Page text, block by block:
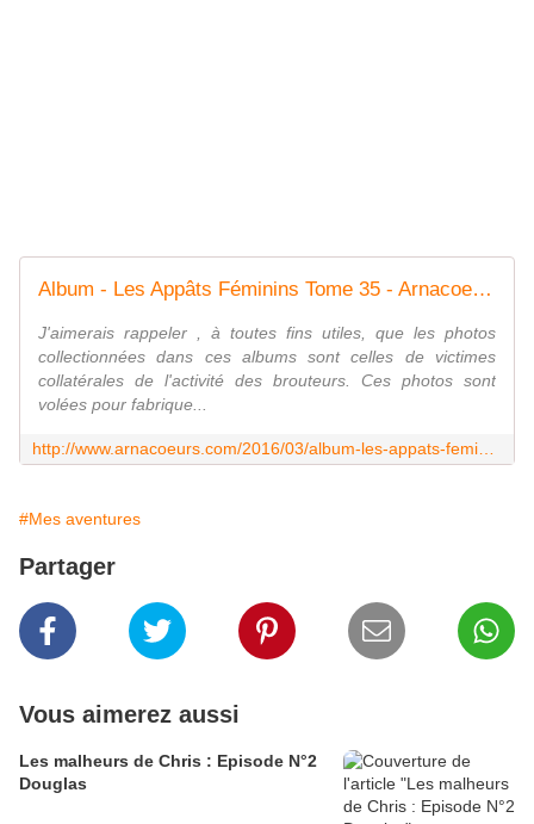
Album - Les Appâts Féminins Tome 35 - Arnacoeurs Côte d'Ivoire ©
J'aimerais rappeler , à toutes fins utiles, que les photos
collectionnées dans ces albums sont celles de victimes
collatérales de l'activité des brouteurs. Ces photos sont
volées pour fabrique...
#Mes aventures
Partager
Vous aimerez aussi
Les malheurs de Chris : Episode N°2
Douglas